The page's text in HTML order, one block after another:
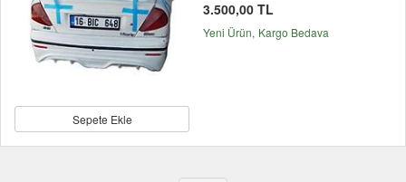
Sepete Ekle
3.500,00 TL
Yeni Ürün Kargo Bedava